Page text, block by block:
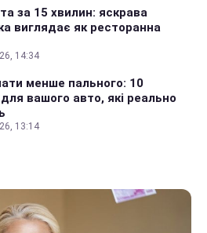
за 15 хвилин: яскрава
виглядає як ресторанна
14:34
менше пального: 10
вашого авто, які реально
13:14